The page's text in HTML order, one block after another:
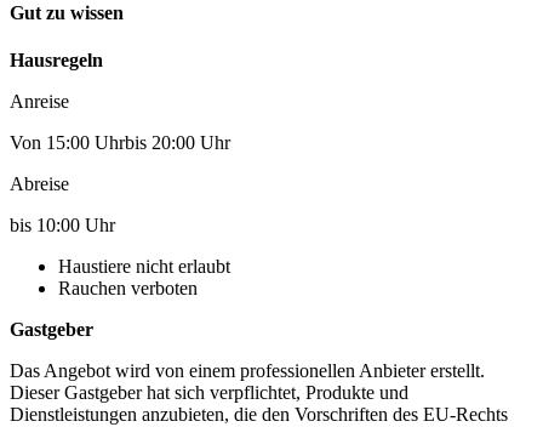
Gut zu wissen
Hausregeln
Anreise
Von 15:00 Uhrbis 20:00 Uhr
Abreise
bis 10:00 Uhr
Haustiere nicht erlaubt
Rauchen verboten
Gastgeber
Das Angebot wird von einem professionellen Anbieter erstellt.
Dieser Gastgeber hat sich verpflichtet, Produkte und
Dienstleistungen anzubieten, die den Vorschriften des EU-Rechts